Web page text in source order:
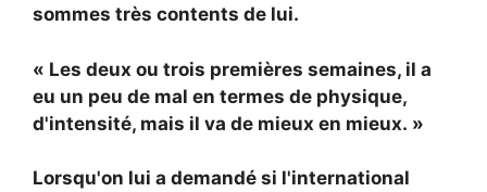
sommes très contents de lui.
« Les deux ou trois premières semaines, il a
eu un peu de mal en termes de physique,
d'intensité, mais il va de mieux en mieux. »
Lorsqu'on lui a demandé si l'international